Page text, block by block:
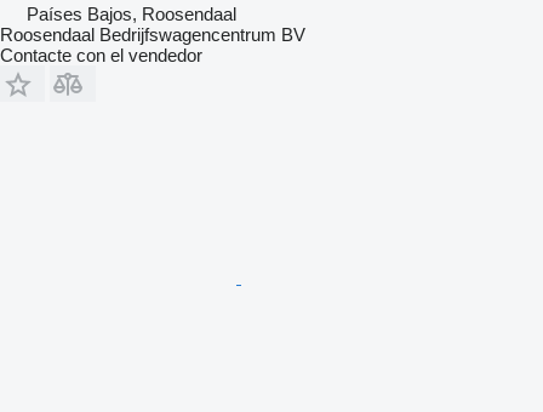
Países Bajos, Roosendaal
Roosendaal Bedrijfswagencentrum BV
Contacte con el vendedor